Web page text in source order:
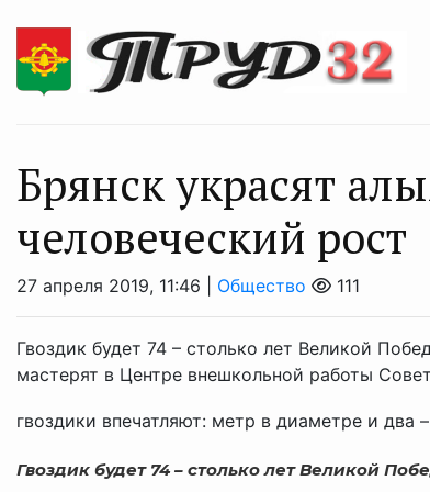
Брянск украсят
человеческий рост
27 апреля 2019, 11:46 | Общество 111
Гвоздик будет 74 – столько лет Великой
мастерят в Центре внешкольной работы
гвоздики впечатляют: метр в диаметре и два
Гвоздик будет 74 – столько лет Великой